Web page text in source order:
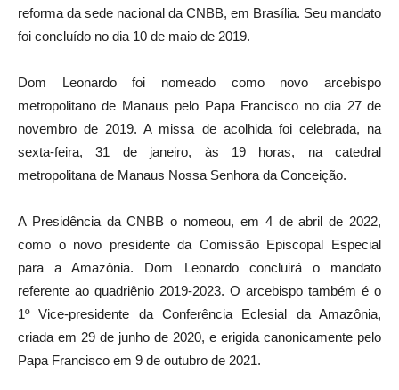
reforma da sede nacional da CNBB, em Brasília. Seu mandato
foi concluído no dia 10 de maio de 2019.
Dom Leonardo foi nomeado como novo arcebispo
metropolitano de Manaus pelo Papa Francisco no dia 27 de
novembro de 2019. A missa de acolhida foi celebrada, na
sexta-feira, 31 de janeiro, às 19 horas, na catedral
metropolitana de Manaus Nossa Senhora da Conceição.
A Presidência da CNBB o nomeou, em 4 de abril de 2022,
como o novo presidente da Comissão Episcopal Especial
para a Amazônia. Dom Leonardo concluirá o mandato
referente ao quadriênio 2019-2023. O arcebispo também é o
1º Vice-presidente da Conferência Eclesial da Amazônia,
criada em 29 de junho de 2020, e erigida canonicamente pelo
Papa Francisco em 9 de outubro de 2021.